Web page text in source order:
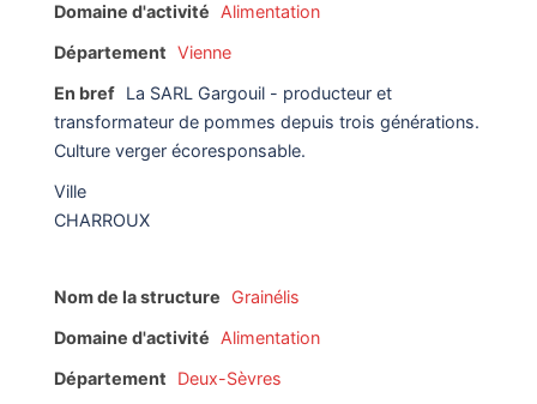
Domaine d'activité
Alimentation
Département Vienne
En bref La SARL Gargouil - producteur et
transformateur de pommes depuis trois générations.
Culture verger écoresponsable.
Ville
CHARROUX
Nom de la structure
Grainélis
Domaine d'activité
Alimentation
Département
Deux-Sèvres